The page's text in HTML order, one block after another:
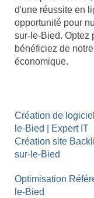
d'une réussite en
opportunité pour
sur-le-Bied. Optez
bénéficiez de
économique.
Création de
le-Bied | Expert IT
Création site
sur-le-Bied
Optimisation
le-Bied